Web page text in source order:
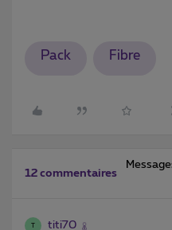
Pack Fibre
12 commentaires
T titi70